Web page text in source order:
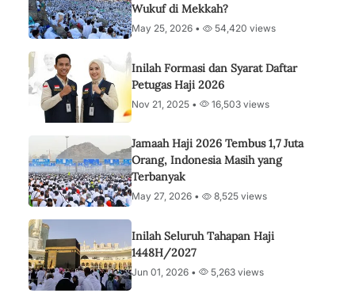
Wukuf di Mekkah?
May 25, 2026 • 54,420 views
Inilah Formasi dan Syarat Daftar
Petugas Haji 2026
Nov 21, 2025 • 16,503 views
Jamaah Haji 2026 Tembus 1,7 Juta
Orang, Indonesia Masih yang
Terbanyak
May 27, 2026 • 8,525 views
Inilah Seluruh Tahapan Haji
1448H/2027
Jun 01, 2026 • 5,263 views